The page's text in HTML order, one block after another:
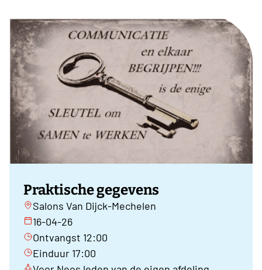
Praktische gegevens
Salons Van Dijck-Mechelen
16-04-26
Ontvangst 12:00
Einduur 17:00